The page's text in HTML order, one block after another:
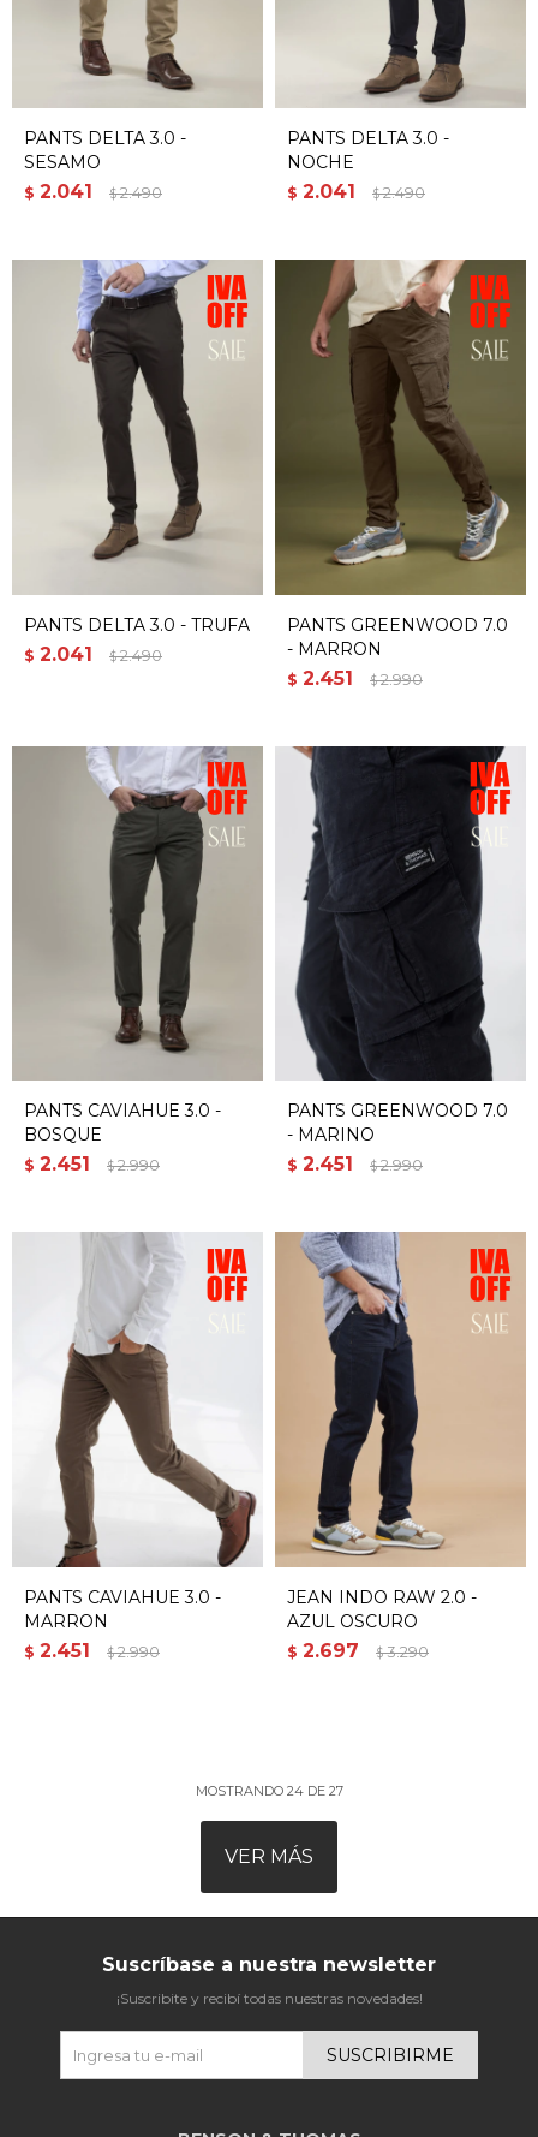
PANTS DELTA 3.0 -
SESAMO
$ 2.041 $ 2.490
PANTS DELTA 3.0 -
NOCHE
$ 2.041 $ 2.490
PANTS DELTA 3.0 - TRUFA
$ 2.041 $ 2.490
PANTS GREENWOOD 7.0
- MARRON
$ 2.451 $ 2.990
PANTS CAVIAHUE 3.0 -
BOSQUE
$ 2.451 $ 2.990
PANTS GREENWOOD 7.0
- MARINO
$ 2.451 $ 2.990
PANTS CAVIAHUE 3.0 -
MARRON
$ 2.451 $ 2.990
JEAN INDO RAW 2.0 -
AZUL OSCURO
$ 2.697 $ 3.290
MOSTRANDO 24DE 27
VER MÁS
Suscríbase a nuestra newsletter
¡Suscribite y recibí todas nuestras novedades!
SUSCRIBIRME